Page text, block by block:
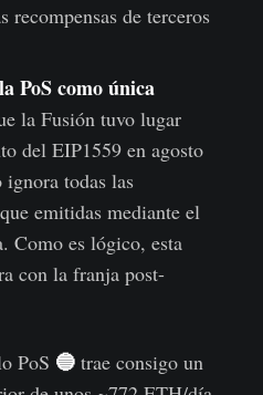
recompensas de terceros
PoS como única
la Fusión tuvo lugar
del EIP1559 en agosto
todas las
emitidas mediante el
Como es lógico, esta
con la franja post-
PoS 🔵 trae consigo un